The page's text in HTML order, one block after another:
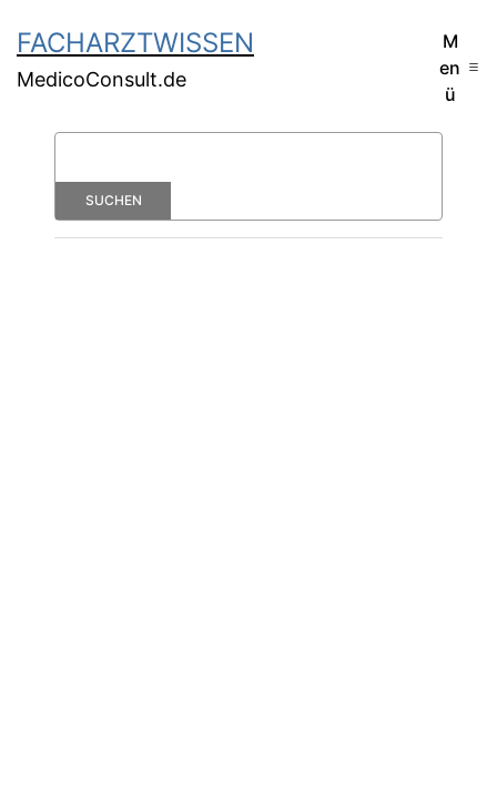
FACHARZTWISSEN
MedicoConsult.de
M
en
ü